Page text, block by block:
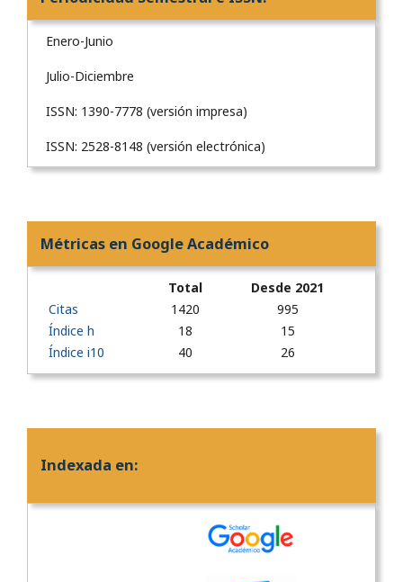
Enero-Junio
Julio-Diciembre
ISSN: 1390-7778 (versión impresa)
ISSN: 2528-8148 (versión electrónica)
Métricas en Google Académico
Total
Desde 2021
Citas
1420
995
Índice h
18
15
Índice i10
40 26
Indexada en: